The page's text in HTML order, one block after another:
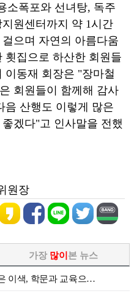
소폭포와 선녀탕, 독주
원센터까지 약 1시간
으며 자연의 아름다움
횟집으로 하산한 회원들
이동재 회장은 "장마철
회원들이 함께해 감사
음 산행도 이렇게 많은
겠다"고 인사말을 전했
원장
이색, 학문과 교육으…
가장 많이 본 뉴스